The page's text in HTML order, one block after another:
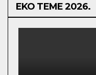
EKO TEME 2026.